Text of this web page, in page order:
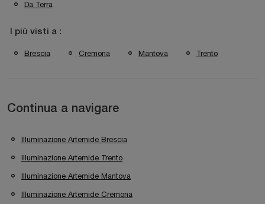
Da Terra
I più visti a :
Brescia Cremona Mantova Trento
Continua a navigare
Illuminazione Artemide Brescia
Illuminazione Artemide Trento
Illuminazione Artemide Mantova
Illuminazione Artemide Cremona